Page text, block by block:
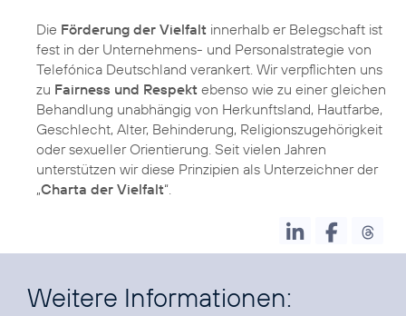
Die Förderung der Vielfalt innerhalb er Belegschaft ist
fest in der Unternehmens- und Personalstrategie von
Telefónica Deutschland verankert. Wir verpflichten uns
zu Fairness und Respekt ebenso wie zu einer gleichen
Behandlung unabhängig von Herkunftsland, Hautfarbe,
Geschlecht, Alter, Behinderung, Religionszugehörigkeit
oder sexueller Orientierung. Seit vielen Jahren
unterstützen wir diese Prinzipien als Unterzeichner der
„Charta der Vielfalt“.
Weitere Informationen: